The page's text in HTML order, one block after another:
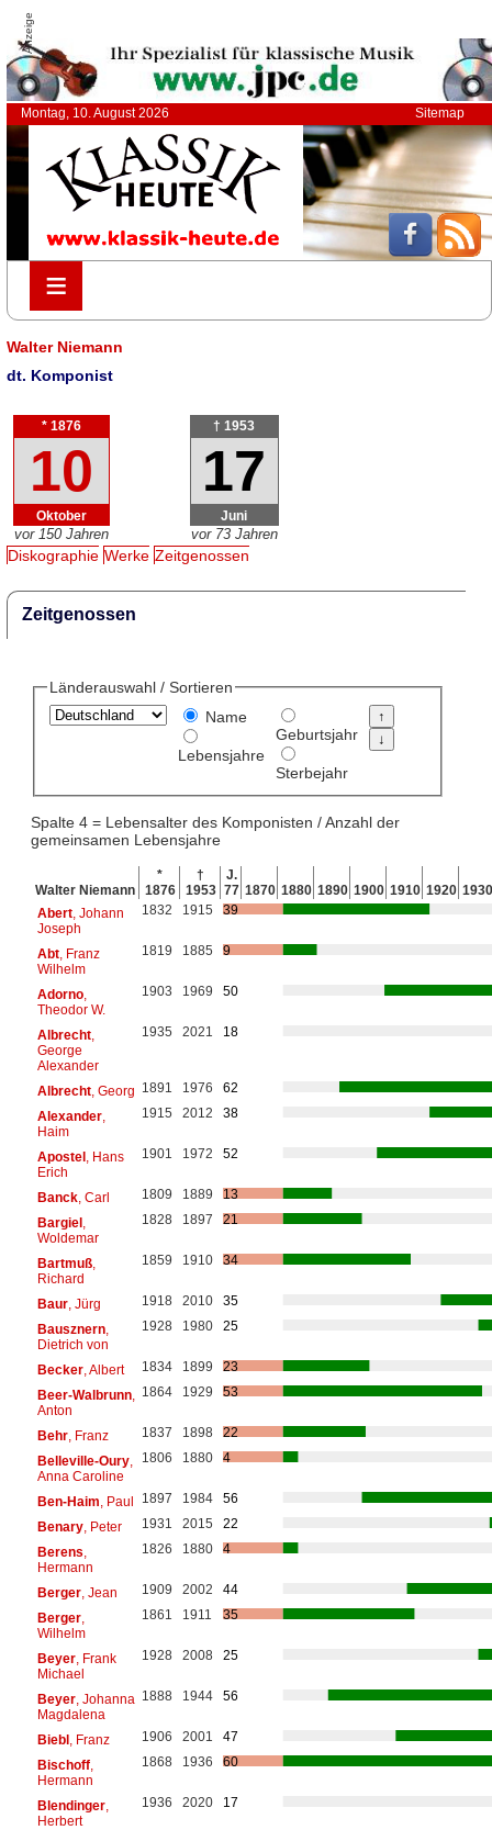
Anzeige
Montag, 10. August 2026 Sitemap
≡
≡
Walter Niemann
dt. Komponist
* 1876
10
Oktober
vor 150 Jahren
† 1953
17
Juni
vor 73 Jahren
Diskographie Werke Zeitgenossen
Zeitgenossen
Länderauswahl / Sortieren
Name
Lebensjahre
Geburtsjahr
Sterbejahr
Spalte 4 = Lebensalter des Komponisten / Anzahl der
gemeinsamen Lebensjahre
Walter Niemann
*
1876
†
1953
J.
77 1870 1880 1890 1900 1910 1920 1930
Abert, Johann
Joseph
1832 1915 39
Abt, Franz
Wilhelm
1819 1885 9
Adorno,
Theodor W.
1903 1969 50
Albrecht,
George
Alexander
1935 2021 18
Albrecht, Georg 1891 1976
62
Alexander,
Haim
1915 2012 38
Apostel, Hans
Erich
1901 1972 52
Banck, Carl 1809 1889
13
Bargiel,
Woldemar
1828 1897 21
Bartmuß,
Richard
1859 1910 34
Baur, Jürg 1918 2010
35
Bausznern,
Dietrich von
1928 1980 25
Becker, Albert 1834 1899
23
Beer-Walbrunn,
Anton
1864 1929 53
Behr, Franz 1837 1898
22
Belleville-Oury,
Anna Caroline
1806 1880 4
Ben-Haim , Paul 1897 1984
56
Benary, Peter 1931 2015
22
Berens
Hermann
1826 1880 4
Berger, Jean 1909 2002
44
Berger,
Wilhelm
1861 1911 35
Beyer, Frank
Michael
1928 2008 25
Beyer, Johanna
Magdalena
1888 1944 56
Biebl, Franz 1906 2001
47
Bischoff,
Hermann
1868 1936 60
Blendinger,
Herbert
1936 2020 17